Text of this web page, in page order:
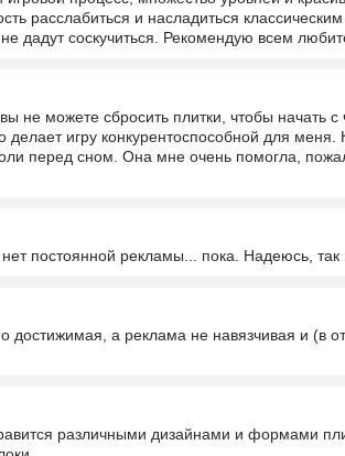
расслабиться и насладиться
дадут соскучиться. Рекомендую всем
не можете сбросить плитки, чтобы начать
игру конкурентоспособной для меня.
перед сном. Она мне очень помогла,
постоянной рекламы... пока. Надеюсь, так
достижимая, а реклама не навязчивая и (в
различными дизайнами и формами